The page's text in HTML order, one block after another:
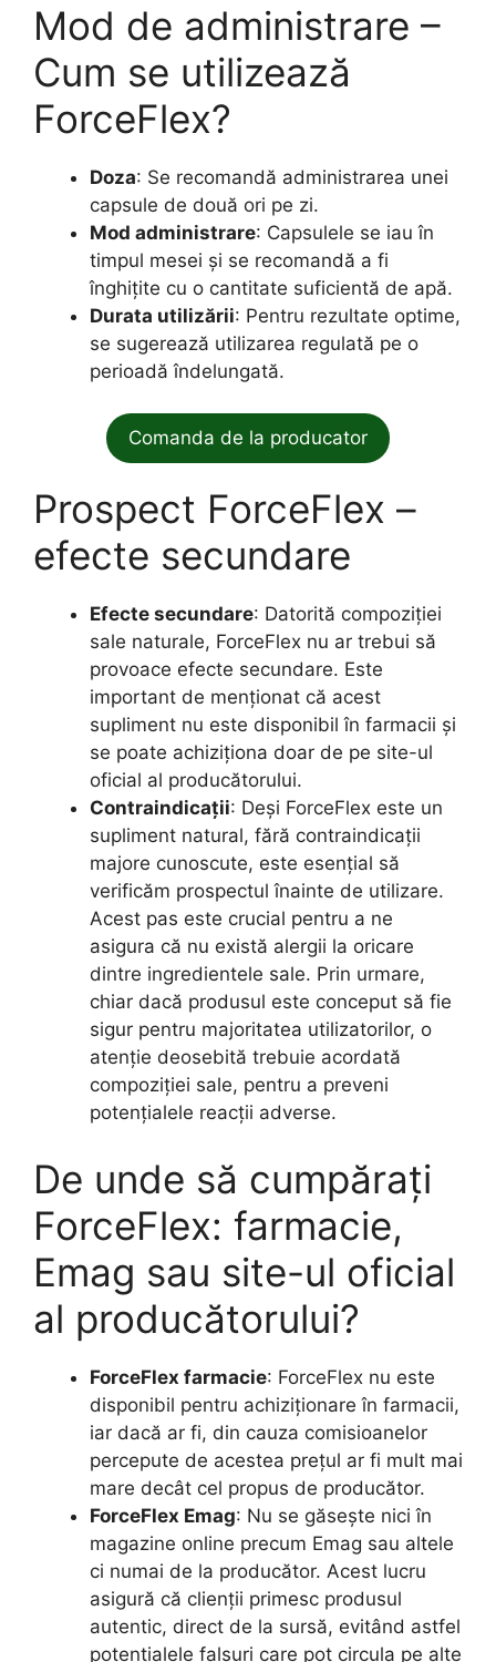
Mod de administrare –
Cum se utilizează
ForceFlex?
Doza: Se recomandă administrarea unei
capsule de două ori pe zi.
Mod administrare: Capsulele se iau în
timpul mesei și se recomandă a fi
înghițite cu o cantitate suficientă de apă.
Durata utilizării: Pentru rezultate optime,
se sugerează utilizarea regulată pe o
perioadă îndelungată.
Comanda de la producator
Prospect ForceFlex –
efecte secundare
Efecte secundare: Datorită compoziției
sale naturale, ForceFlex nu ar trebui să
provoace efecte secundare. Este
important de menționat că acest
supliment nu este disponibil în farmacii și
se poate achiziționa doar de pe site-ul
oficial al producătorului.
Contraindicații: Deși ForceFlex este un
supliment natural, fără contraindicații
majore cunoscute, este esențial să
verificăm prospectul înainte de utilizare.
Acest pas este crucial pentru a ne
asigura că nu există alergii la oricare
dintre ingredientele sale. Prin urmare,
chiar dacă produsul este conceput să fie
sigur pentru majoritatea utilizatorilor, o
atenție deosebită trebuie acordată
compoziției sale, pentru a preveni
potențialele reacții adverse.
De unde să cumpărați
ForceFlex: farmacie,
Emag sau site-ul oficial
al producătorului?
ForceFlex farmacie: ForceFlex nu este
disponibil pentru achiziționare în farmacii,
iar dacă ar fi, din cauza comisioanelor
percepute de acestea prețul ar fi mult mai
mare decât cel propus de producător.
ForceFlex Emag: Nu se găsește nici în
magazine online precum Emag sau altele
ci numai de la producător. Acest lucru
asigură că clienții primesc produsul
autentic, direct de la sursă, evitând astfel
potențialele falsuri care pot circula pe alte